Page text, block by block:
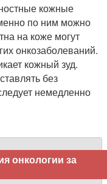
кожные
по ним можно
на коже могут
онкозаболеваний.
кожный зуд.
без
немедленно
онкологии за